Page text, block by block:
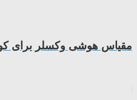
مقياس هوشی وكسلر برای